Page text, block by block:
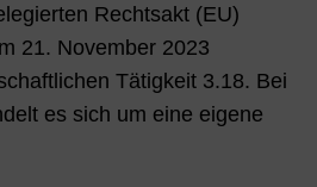
Rechtsakt (EU)
21. November 2023
Tätigkeit 3.18. Bei
es sich um eine eigene